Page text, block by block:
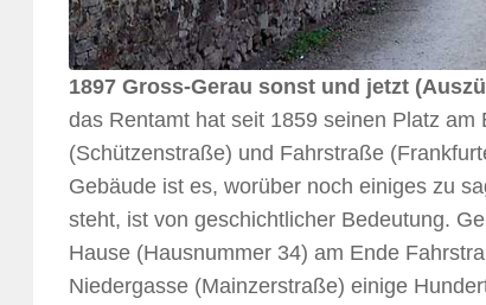
1897 Gross-Gerau sonst und jetzt
das Rentamt hat seit 1859 seinen Platz am
(Schützenstraße) und Fahrstraße
Gebäude ist es, worüber noch einiges zu
steht, ist von geschichtlicher Bedeutung.
Hause (Hausnummer 34) am Ende
Niedergasse (Mainzerstraße) einige